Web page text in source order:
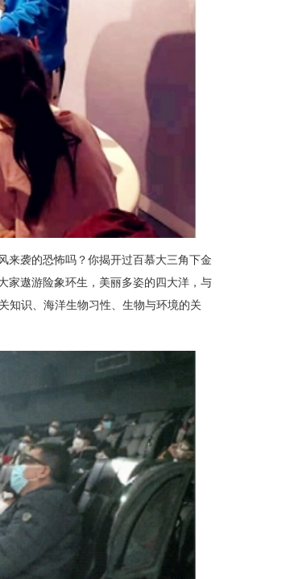
来袭的恐怖吗？你揭开过百慕大三角下金
家遨游险象环生，美丽多姿的四大洋，与
知识、海洋生物习性、生物与环境的关